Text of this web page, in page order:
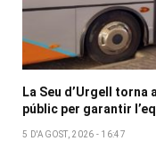
La Seu d’Urgell
públic per garantir
5 D'AGOST, 2026 - 16:47